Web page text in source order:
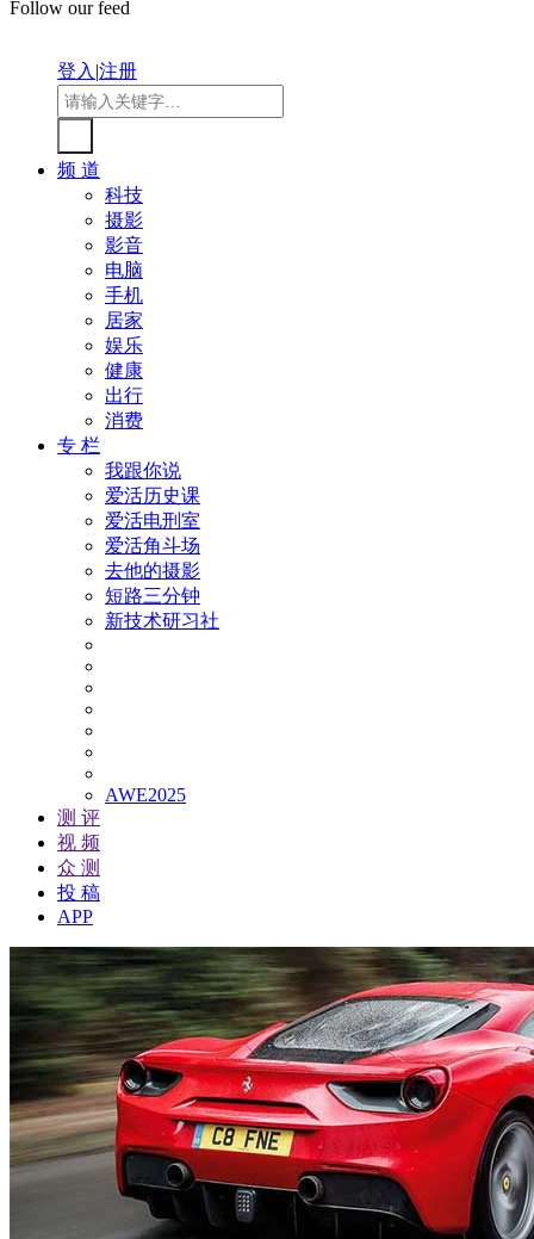
Follow our feed
登入|注册
频 道
科技
摄影
影音
电脑
手机
居家
娱乐
健康
出行
消费
专 栏
我跟你说
爱活历史课
爱活电刑室
爱活角斗场
去他的摄影
短路三分钟
新技术研习社
AWE2025
测 评
视 频
众 测
投 稿
APP